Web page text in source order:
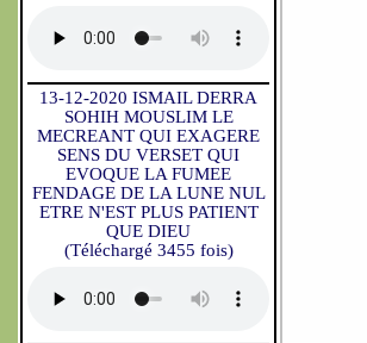
13-12-2020 ISMAIL DERRA
SOHIH MOUSLIM LE
MECREANT QUI EXAGERE
SENS DU VERSET QUI
EVOQUE LA FUMEE
FENDAGE DE LA LUNE NUL
ETRE N'EST PLUS PATIENT
QUE DIEU
(Téléchargé 3455 fois)